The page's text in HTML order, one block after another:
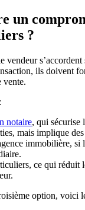
un
?
vendeur
ils doivent
vente.
notaire, qui sécurise
mais implique
immobilière, si
ce qui réduit
option, voici